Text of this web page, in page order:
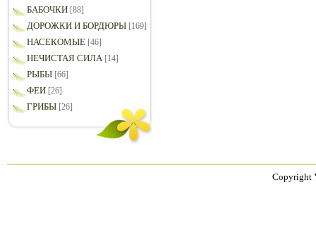
БАБОЧКИ [88]
ДОРОЖКИ И БОРДЮРЫ [169]
НАСЕКОМЫЕ [46]
НЕЧИСТАЯ СИЛА [14]
РЫБЫ [66]
ФЕИ [26]
ГРИБЫ [26]
Copyright